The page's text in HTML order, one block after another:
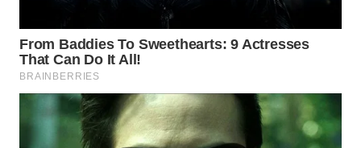
WN
PURWAKARTA
PRIANGAN